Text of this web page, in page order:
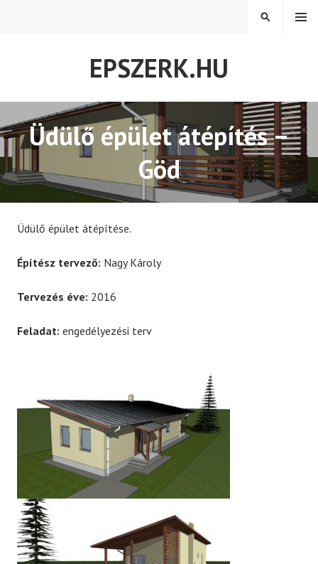
EPSZERK.HU
MENÜ
KERESÉS
Üdülő épület átépítés –
Göd
Üdülő épület átépítése.
Építész tervező: Nagy Károly
Tervezés éve: 2016
Feladat: engedélyezési terv